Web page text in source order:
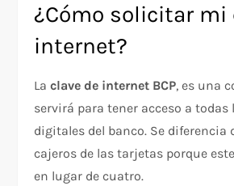
¿Cómo solicitar mi
internet?
Laclave de internet BCP, es una
servirá para tener acceso a
digitales del banco. Se diferencia
cajeros de las tarjetas porque
en lugar de cuatro.